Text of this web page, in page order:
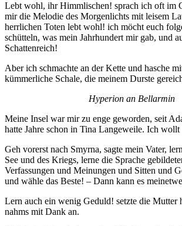
Lebt wohl, ihr Himmlischen! sprach ich oft im
mir die Melodie des Morgenlichts mit leisem
herrlichen Toten lebt wohl! ich möcht euch
schüt­teln, was mein Jahrhundert mir gab, und
Schattenreich!
Aber ich schmachte an der Kette und hasche
kümmerliche Schale, die meinem Durste
Hyperion an Bellarmin
Meine Insel war mir zu enge geworden, seit
hatte Jahre schon in Tina Langeweile. Ich
Geh vorerst nach Smyrna, sagte mein Vater,
See und des Kriegs, lerne die Sprache
Verfassungen und Meinungen und Sitten und
und wähle das Beste! – Dann kann es
Lern auch ein wenig Geduld! setzte die Mutter
nahms mit Dank an.